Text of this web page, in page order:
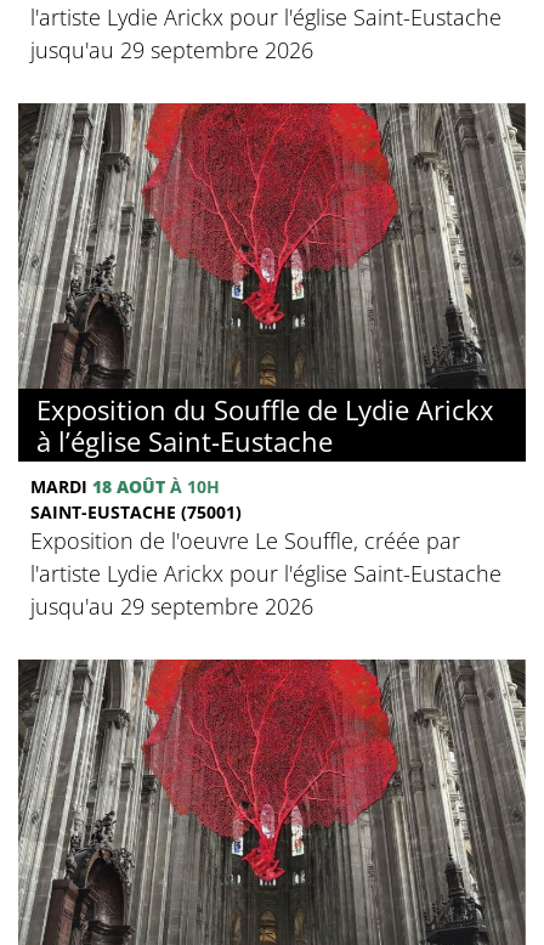
l'artiste Lydie Arickx pour l'église Saint-Eustache
jusqu'au 29 septembre 2026
Exposition du Souffle de Lydie Arickx
à l’église Saint-Eustache
MARDI 18 AOÛT À 10H
SAINT-EUSTACHE (75001)
Exposition de l'oeuvre Le Souffle, créée par
l'artiste Lydie Arickx pour l'église Saint-Eustache
jusqu'au 29 septembre 2026